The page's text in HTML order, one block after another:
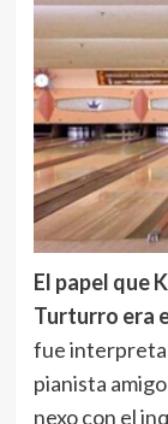
El papel que
Turturro era
fue
pianista
nexo con el